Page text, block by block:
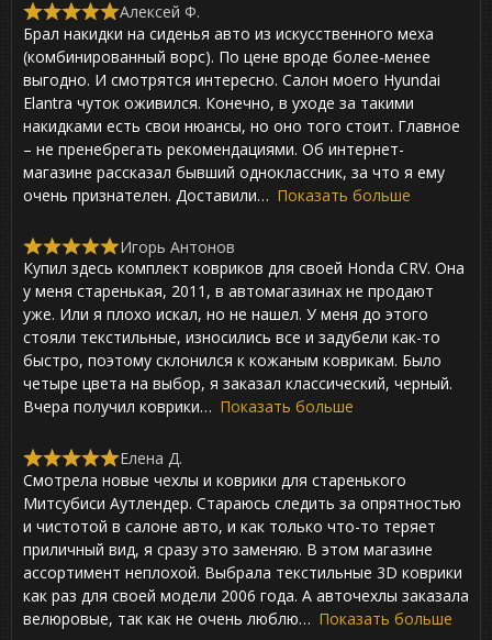
5
R
a
t
d
5
,
0
o
u
t
5
Брал накидки на сиденья авто из искусственного меха
(комбинированный ворс). По цене вроде более-менее
выгодно. И смотрятся интересно. Салон моего Hyundai
Elantra чуток оживился. Конечно, в уходе за такими
накидками есть свои нюансы, но оно того стоит. Главное
– не пренебрегать рекомендациями. Об интернет-
магазине рассказал бывший одноклассник, за что я ему
очень признателен. Доставили
Показать больше
Алексей Ф.
R
a
t
e
d
5
,
0
o
u
o
f
5
Купил здесь комплект ковриков для своей Honda CRV. Она
у меня старенькая, 2011, в автомагазинах не продают
уже. Или я плохо искал, но не нашел. У меня до этого
стояли текстильные, износились все и задубели как-то
быстро, поэтому склонился к кожаным коврикам. Было
четыре цвета на выбор, я заказал классический, черный.
Вчера получил коврики
Показать больше
Игорь Антонов
R
a
t
d
5
,
0
o
u
Смотрела новые чехлы и коврики для старенького
Митсубиси Аутлендер. Стараюсь следить за опрятностью
и чистотой в салоне авто, и как только что-то теряет
приличный вид, я сразу это заменяю. В этом магазине
ассортимент неплохой. Выбрала текстильные 3D коврики
как раз для своей модели 2006 года. А авточехлы заказала
велюровые, так как не очень люблю
Показать больше
Елена Д.